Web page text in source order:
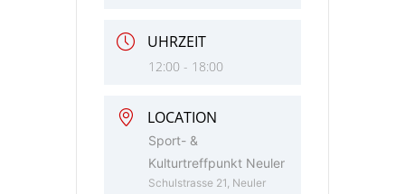
UHRZEIT
12:00 - 18:00
LOCATION
Sport- &
Kulturtreffpunkt Neuler
Schulstrasse 21, Neuler